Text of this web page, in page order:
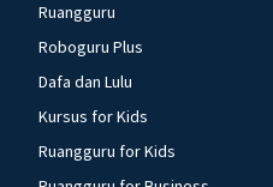
Ruangguru
Roboguru Plus
Dafa dan Lulu
Kursus for Kids
Ruangguru for Kids